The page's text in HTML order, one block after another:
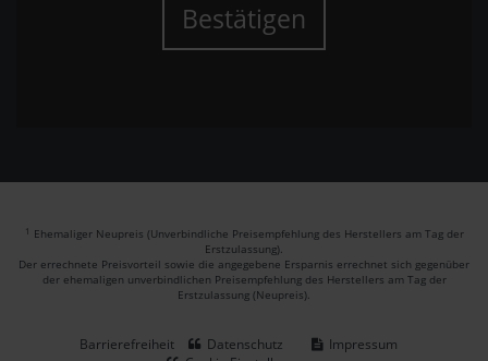
Bestätigen
1 Ehemaliger Neupreis (Unverbindliche Preisempfehlung des Herstellers am Tag der
Erstzulassung).
Der errechnete Preisvorteil sowie die angegebene Ersparnis errechnet sich gegenüber
der ehemaligen unverbindlichen Preisempfehlung des Herstellers am Tag der
Erstzulassung (Neupreis).
Barrierefreiheit Datenschutz
Impressum